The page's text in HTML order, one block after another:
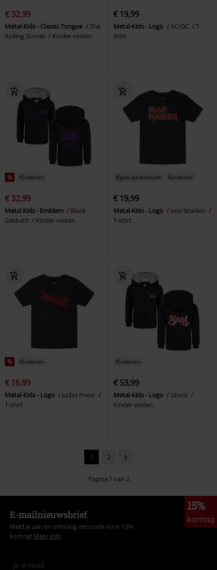
€ 32,99
Metal-Kids - Classic Tongue
The
Rolling Stones
Kinder vesten
€ 19,99
Metal-Kids - Logo AC/DC
T-
shirt
% Kinderen
€ 32,99
Metal Kids - Emblem
Black
Sabbath
Kinder vesten
Bijna uitverkocht Kinderen
€ 19,99
Metal-Kids - Logo
Iron Maiden
T-shirt
% Kinderen
€ 16,99
Metal-Kids - Logo
Judas Priest
T-shirt
Kinderen
€ 53,99
Metal-Kids - Logo
Ghost
Kinder vesten
1 2
Pagina 1 van 2
15%
korting
E-mailnieuwsbrief
Meld je aan en ontvang een code voor 15%
korting! Meer info